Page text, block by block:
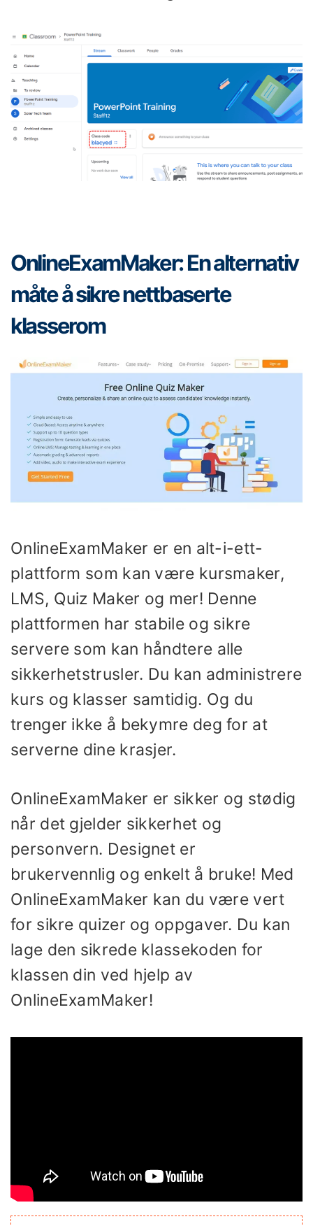
OnlineExamMaker: En alternativ
måte å sikre nettbaserte
klasserom
OnlineExamMaker er en alt-i-ett-
plattform som kan være kursmaker,
LMS, Quiz Maker og mer! Denne
plattformen har stabile og sikre
servere som kan håndtere alle
sikkerhetstrusler. Du kan administrere
kurs og klasser samtidig. Og du
trenger ikke å bekymre deg for at
serverne dine krasjer.
OnlineExamMaker er sikker og stødig
når det gjelder sikkerhet og
personvern. Designet er
brukervennlig og enkelt å bruke! Med
OnlineExamMaker kan du være vert
for sikre quizer og oppgaver. Du kan
lage den sikrede klassekoden for
klassen din ved hjelp av
OnlineExamMaker!